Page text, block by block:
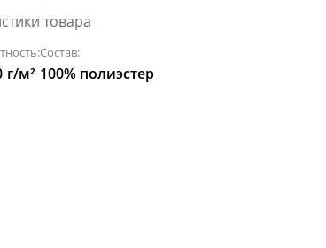
товара
г/м²
Состав:
100% полиэстер